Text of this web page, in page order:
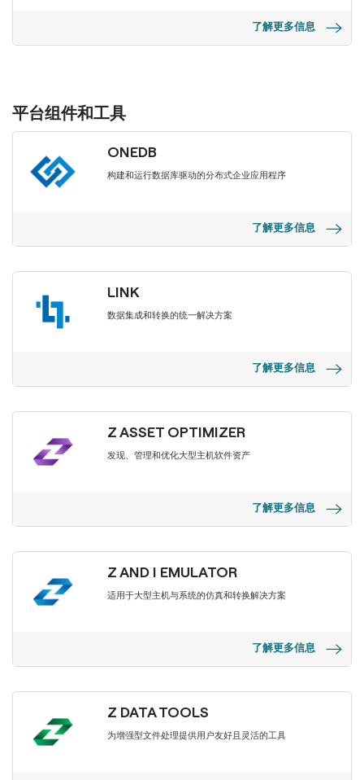
了解更多信息
平台组件和工具
ONEDB
构建和运行数据库驱动的分布式企业应用程序
了解更多信息
LINK
数据集成和转换的统一解决方案
了解更多信息
Z ASSET OPTIMIZER
发现、管理和优化大型主机软件资产
了解更多信息
Z AND I EMULATOR
适用于大型主机与系统的仿真和转换解决方案
了解更多信息
Z DATA TOOLS
为增强型文件处理提供用户友好且灵活的工具